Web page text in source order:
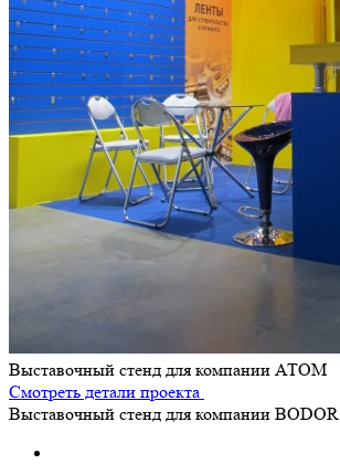
Выставочный стенд для компании АТОМ
Смотреть детали проекта
Выставочный стенд для компании BODOR